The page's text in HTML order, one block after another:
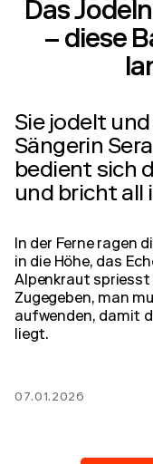
Das
– diese
Sie jodelt
Sängerin
bedient sich
und bricht all
In der Ferne ragen
in die Höhe, das
Alpenkraut spriesst
Zugegeben, man
aufwenden, damit
liegt.
07.01.2026